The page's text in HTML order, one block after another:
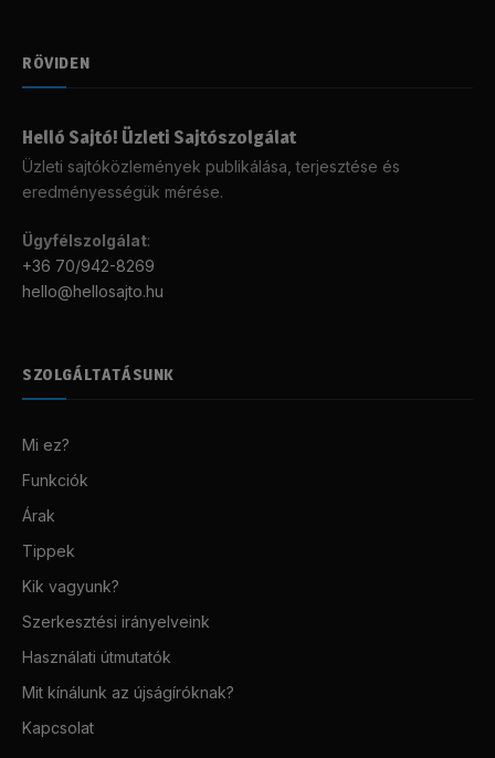
RÖVIDEN
Helló Sajtó! Üzleti Sajtószolgálat
Üzleti sajtóközlemények publikálása, terjesztése és
eredményességük mérése.
Ügyfélszolgálat:
+36 70/942-8269
hello@hellosajto.hu
SZOLGÁLTATÁSUNK
Mi ez?
Funkciók
Árak
Tippek
Kik vagyunk?
Szerkesztési irányelveink
Használati útmutatók
Mit kínálunk az újságíróknak?
Kapcsolat